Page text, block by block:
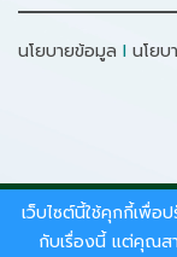
นโยบายข้อมูล I นโยบ
สงวนลิขสิทธิ์
ทรัพย
เว็บไซต์นี้ใช้คุกกี้เพื่อ
กับเรื่องนี้ แต่คุณส